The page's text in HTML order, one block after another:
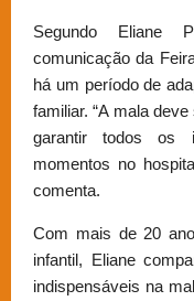
Segundo Eliane
comunicação da
há um período de
familiar. “A mala
garantir todos os
momentos no
comenta.
Com mais de 20
infantil, Eliane
indispensáveis na